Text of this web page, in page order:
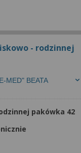
rejestracji
- rodzinnej
MED" BEATA
pakówka 42